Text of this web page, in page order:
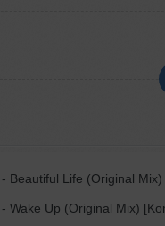
Beautiful Life (Original
Wake Up (Original Mix)